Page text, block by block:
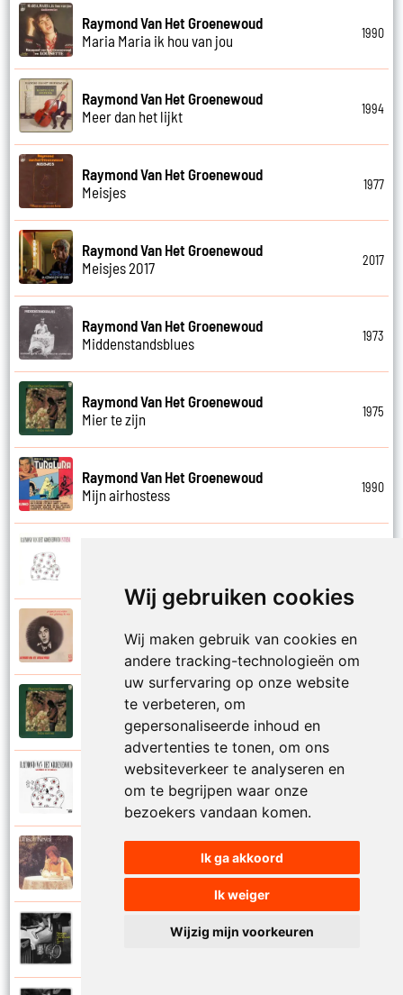
Wij gebruiken cookies
Wij maken gebruik van cookies en
andere tracking-technologieën om
uw surfervaring op onze website
te verbeteren, om
gepersonaliseerde inhoud en
advertenties te tonen, om ons
websiteverkeer te analyseren en
om te begrijpen waar onze
bezoekers vandaan komen.
Ik ga akkoord
Ik weiger
Wijzig mijn voorkeuren
Raymond Van Het Groenewoud
Maria Maria ik hou van jou
1990
Raymond Van Het Groenewoud
Meer dan het lijkt
1994
Raymond Van Het Groenewoud
Meisjes
1977
Raymond Van Het Groenewoud
Meisjes 2017
2017
Raymond Van Het Groenewoud
Middenstandsblues
1973
Raymond Van Het Groenewoud
Mier te zijn
1975
Raymond Van Het Groenewoud
Mijn airhostess
1990
Mijn lieve schatje
Raymond Van Het Groenewoud
Mijn schoolgaande jeugd
Raymond Van Het Groenewoud
Mijnheer de postbode
Raymond Van Het Groenewoud
Moeder
Raymond Van Het Groenewoud